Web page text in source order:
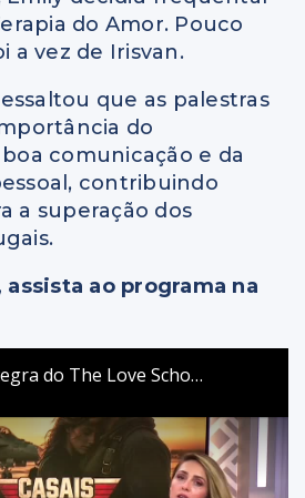
do Amor. Pouco
a vez de Irisvan.
que as palestras
do
comunicação e da
contribuindo
a superação dos
assista ao programa na